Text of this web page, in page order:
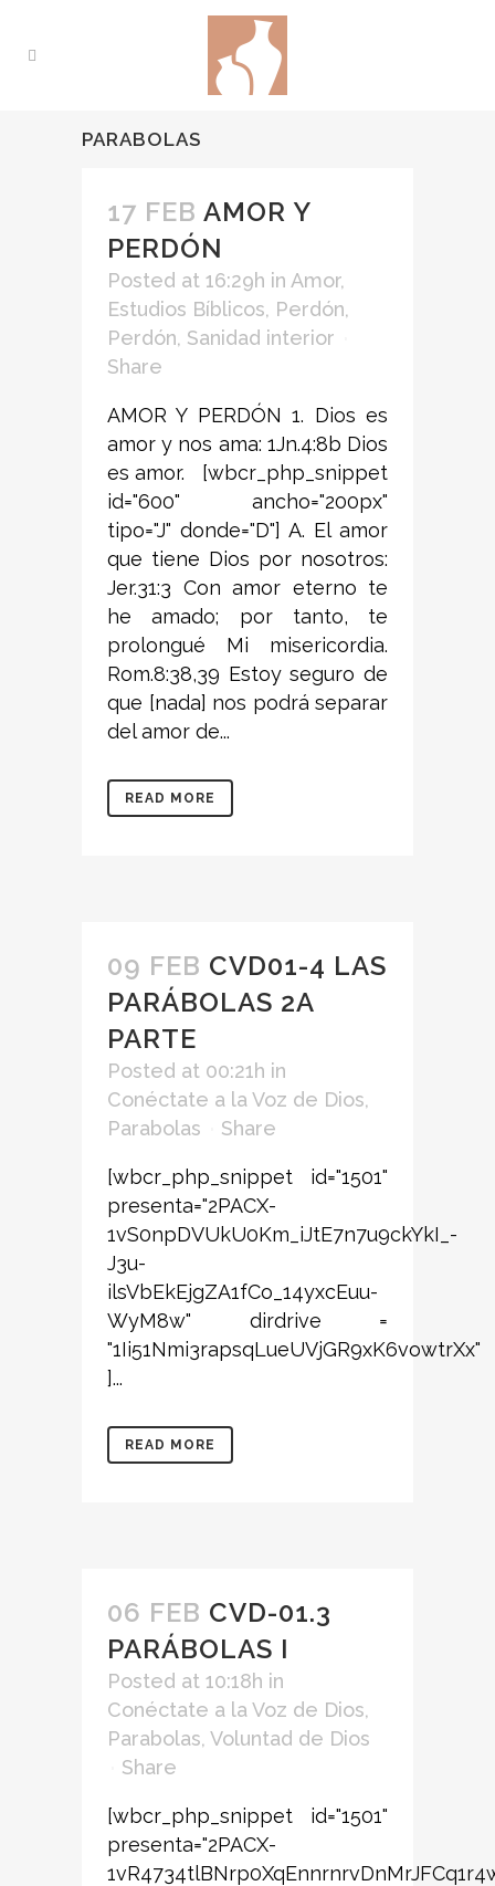
PARABOLAS
17 FEB AMOR Y
PERDÓN
Posted at 16:29h in Amor,
Estudios Bíblicos, Perdón,
Perdón, Sanidad interior
Share
AMOR Y PERDÓN 1. Dios es
amor y nos ama: 1Jn.4:8b Dios
es amor. [wbcr_php_snippet
id="600" ancho="200px"
tipo="J" donde="D"] A. El amor
que tiene Dios por nosotros:
Jer.31:3 Con amor eterno te
he amado; por tanto, te
prolongué Mi misericordia.
Rom.8:38,39 Estoy seguro de
que [nada] nos podrá separar
del amor de...
READ MORE
09 FEB CVD01-4 LAS
PARÁBOLAS 2A
PARTE
Posted at 00:21h in
Conéctate a la Voz de Dios,
Parabolas
Share
[wbcr_php_snippet id="1501"
presenta="2PACX-
1vS0npDVUkU0Km_iJtE7n7u9ckYkI_-
J3u-
ilsVbEkEjgZA1fCo_14yxcEuu-
WyM8w" dirdrive =
"1Ii51Nmi3rapsqLueUVjGR9xK6vowtrXx"
]...
READ MORE
06 FEB CVD-01.3
PARÁBOLAS I
Posted at 10:18h in
Conéctate a la Voz de Dios,
Parabolas, Voluntad de Dios
Share
[wbcr_php_snippet id="1501"
presenta="2PACX-